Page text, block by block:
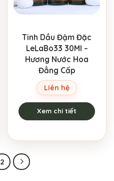
Tinh Dầu Đậm Đặc
LeLaBo33 30Ml –
Hương Nước Hoa
Đẳng Cấp
Liên hệ
Xem chi tiết
2